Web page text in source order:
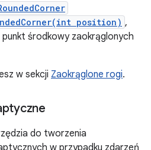
position) ,
środkowy zaokrąglonych
w sekcji Zaokrąglone rogi.
do tworzenia
w przypadku zdarzeń